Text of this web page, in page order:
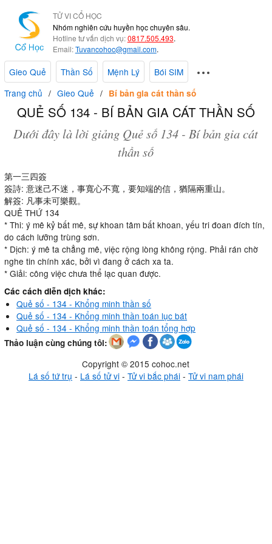
TỬ VI CỔ HỌC
Nhóm nghiên cứu huyền học chuyên sâu.
Hotline tư vấn dịch vụ:0817.505.493.
Email:Tuvancohoc@gmail.com.
Gieo Quẻ Thần Số Mệnh Lý
Bói SIM
Trang chủ
Gieo Quẻ Bí bản gia cát thần số
QUẺ SỐ 134 - BÍ BẢN GIA CÁT THẦN SỐ
Dưới đây là lời giảng Quẻ số 134 - Bí bản gia cát
thần số
第一三四簽
簽詩: 意迷己不迷，事寬心不寬，要知端的信，猶隔兩重山。
解簽: 凡事未可樂觀。
QUẺ THỨ 134
* Thi: ý mê kỷ bất mê, sự khoan tâm bất khoan, yếu tri đoan đích tín,
do cách lưỡng trùng sơn.
* Dịch: ý mê ta chẳng mê, việc rộng lòng không rộng. Phải rán chờ
nghe tin chính xác, bởi vì đang ở cách xa ta.
* Giải: công việc chưa thể lạc quan được.
Các cách diễn dịch khác:
Quẻ số - 134 - Khổng minh thần số
Quẻ số - 134 - Khổng minh thần toán lục bát
Quẻ số - 134 - Khổng minh thần toán tổng hợp
Thảo luận cùng chúng tôi:
Copyright © 2015 cohoc.net
Lá số tứ trụ - Lá số tử vi- Tử vi bắc phái- Tử vi nam phái